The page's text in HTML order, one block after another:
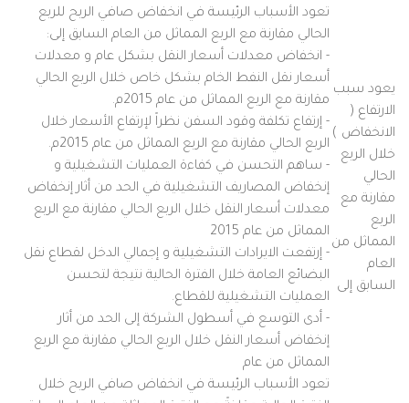
يعود سبب
الارتفاع (
الانخفاض )
خلال الربع
الحالي
مقارنة مع
الربع
المماثل من
العام
السابق إلى
تعود الأسباب الرئيسة في انخفاض صافي الربح للربع
الحالي مقارنة مع الربع المماثل من العام السابق إلى:
- انخفاض معدلات أسعار النقل بشكل عام و معدلات
أسعار نقل النفط الخام بشكل خاص خلال الربع الحالي
مقارنة مع الربع المماثل من عام 2015م.
- إرتفاع تكلفة وقود السفن نظراً لإرتفاع الأسعار خلال
الربع الحالي مقارنة مع الربع المماثل من عام 2015م.
- ساهم التحسن في كفاءة العمليات التشغيلية و
إنخفاض المصاريف التشغيلية في الحد من أثار إنخفاض
معدلات أسعار النقل خلال الربع الحالي مقارنة مع الربع
المماثل من عام 2015
- إرتفعت الايرادات التشغيلية و إجمالي الدخل لقطاع نقل
البضائع العامة خلال الفترة الحالية نتيجة لتحسن
العمليات التشغيلية للقطاع.
- أدى التوسع في أسطول الشركة إلى الحد من أثار
إنخفاض أسعار النقل خلال الربع الحالي مقارنة مع الربع
المماثل من عام
تعود الأسباب الرئيسة في انخفاض صافي الربح خلال